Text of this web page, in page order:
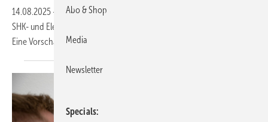
14.08.2025 -
E-Learning Plus baut ihr Angebot an Online-Kursen für
SHK- und Elektro-Berufe weiter aus und bietet neue Lerninhalte an.
Eine Vorschau auf kommende
Abo & Shop
Media
Newsletter
Specials